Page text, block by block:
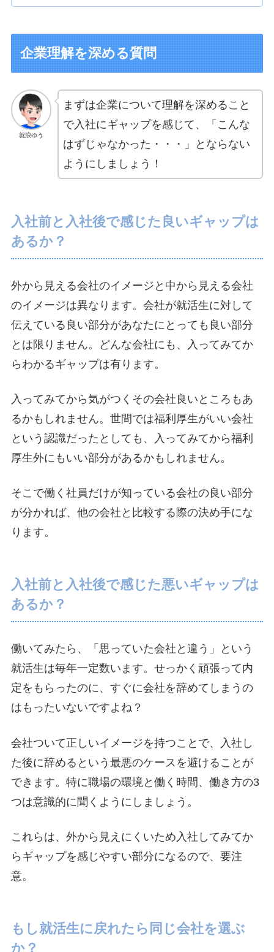
企業理解を深める質問
就浪ゆう
まずは企業について理解を深めること
で入社にギャップを感じて、「こんな
はずじゃなかった・・・」とならない
ようにしましょう！
入社前と入社後で感じた良いギャップは
あるか？
外から見える会社のイメージと中から見える会社
のイメージは異なります。会社が就活生に対して
伝えている良い部分があなたにとっても良い部分
とは限りません。どんな会社にも、入ってみてか
らわかるギャップは有ります。
入ってみてから気がつくその会社良いところもあ
るかもしれません。世間では福利厚生がいい会社
という認識だったとしても、入ってみてから福利
厚生外にもいい部分があるかもしれません。
そこで働く社員だけが知っている会社の良い部分
が分かれば、他の会社と比較する際の決め手にな
ります。
入社前と入社後で感じた悪いギャップは
あるか？
働いてみたら、「思っていた会社と違う」という
就活生は毎年一定数います。せっかく頑張って内
定をもらったのに、すぐに会社を辞めてしまうの
はもったいないですよね？
会社ついて正しいイメージを持つことで、入社し
た後に辞めるという最悪のケースを避けることが
できます。特に職場の環境と働く時間、働き方の3
つは意識的に聞くようにしましょう。
これらは、外から見えにくいため入社してみてか
らギャップを感じやすい部分になるので、要注
意。
もし就活生に戻れたら同じ会社を選ぶ
か？